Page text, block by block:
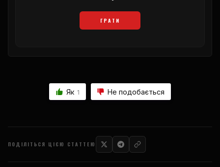
ГРАТИ
Як 1 Не подобається
ПОДІЛІТЬСЯ ЦІЄЮ СТАТТЕЮ